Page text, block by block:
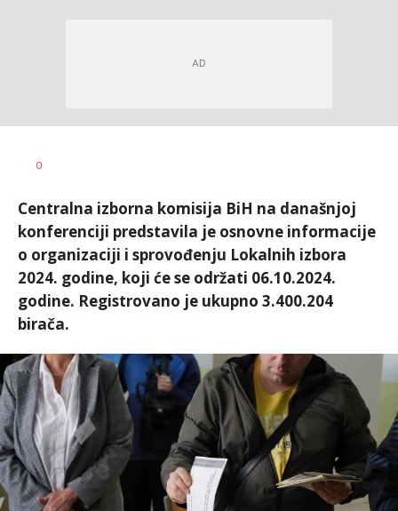
AUTOR
0
Centralna izborna komisija BiH na današnjoj
konferenciji predstavila je osnovne informacije
o organizaciji i sprovođenju Lokalnih izbora
2024. godine, koji će se održati 06.10.2024.
godine. Registrovano je ukupno 3.400.204
birača.